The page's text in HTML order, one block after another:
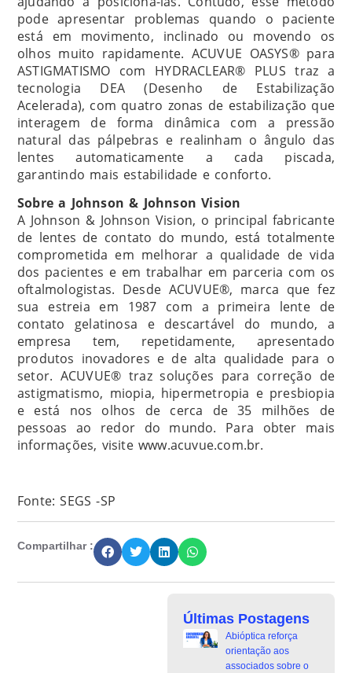
pode apresentar problemas quando o paciente
está em movimento, inclinado ou movendo os
olhos muito rapidamente. ACUVUE OASYS® para
ASTIGMATISMO com HYDRACLEAR® PLUS traz a
tecnologia DEA (Desenho de Estabilização
Acelerada), com quatro zonas de estabilização que
interagem de forma dinâmica com a pressão
natural das pálpebras e realinham o ângulo das
lentes automaticamente a cada piscada,
garantindo mais estabilidade e conforto.
Sobre a Johnson & Johnson Vision
A Johnson & Johnson Vision, o principal fabricante
de lentes de contato do mundo, está totalmente
comprometida em melhorar a qualidade de vida
dos pacientes e em trabalhar em parceria com os
oftalmologistas. Desde ACUVUE®, marca que fez
sua estreia em 1987 com a primeira lente de
contato gelatinosa e descartável do mundo, a
empresa tem, repetidamente, apresentado
produtos inovadores e de alta qualidade para o
setor. ACUVUE® traz soluções para correção de
astigmatismo, miopia, hipermetropia e presbiopia
e está nos olhos de cerca de 35 milhões de
pessoas ao redor do mundo. Para obter mais
informações, visite www.acuvue.com.br.
Fonte: SEGS -SP
Compartilhar :
Últimas Postagens
Abióptica reforça
orientação aos
associados sobre o